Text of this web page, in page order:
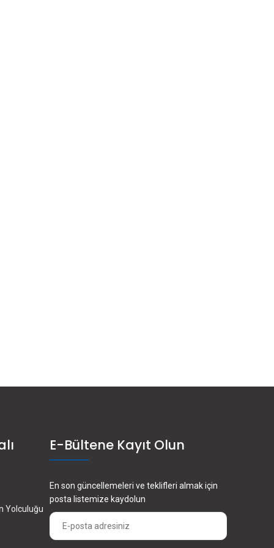
Yolculuğu
E-Bültene Kayıt Olun
En son güncellemeleri ve teklifleri almak için
posta listemize kaydolun